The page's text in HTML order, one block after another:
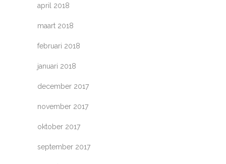
april 2018
maart 2018
februari 2018
januari 2018
december 2017
november 2017
oktober 2017
september 2017